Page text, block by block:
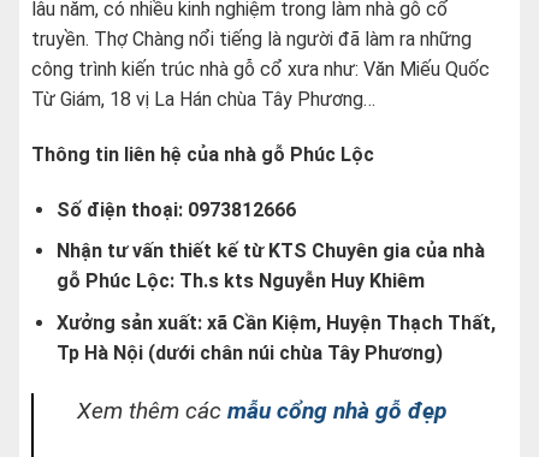
lâu năm, có nhiều kinh nghiệm trong làm nhà gỗ cổ
truyền. Thợ Chàng nổi tiếng là người đã làm ra những
công trình kiến trúc nhà gỗ cổ xưa như: Văn Miếu Quốc
Từ Giám, 18 vị La Hán chùa Tây Phương…
Thông tin liên hệ của nhà gỗ Phúc Lộc
Số điện thoại: 0973812666
Nhận tư vấn thiết kế từ KTS Chuyên gia của nhà
gỗ Phúc Lộc: Th.s kts Nguyễn Huy Khiêm
Xưởng sản xuất: xã Cần Kiệm, Huyện Thạch Thất,
Tp Hà Nội (dưới chân núi chùa Tây Phương)
Xem thêm các mẫu cổng nhà gỗ đẹp